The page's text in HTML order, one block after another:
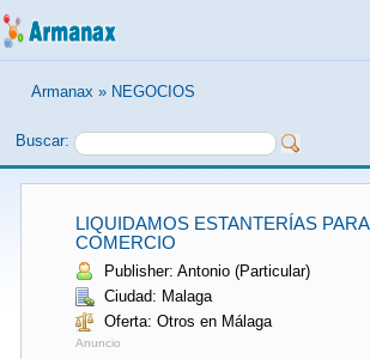
Armanax » NEGOCIOS
Buscar:
LIQUIDAMOS ESTANTERÍAS PARA
COMERCIO
Publisher: Antonio (Particular)
Ciudad: Malaga
Oferta: Otros en Málaga
Anuncio